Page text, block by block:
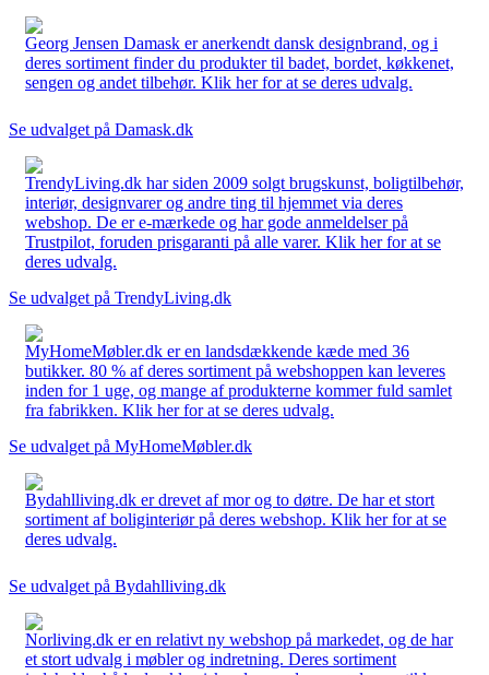
Georg Jensen Damask er anerkendt dansk designbrand, og i
deres sortiment finder du produkter til badet, bordet, køkkenet,
sengen og andet tilbehør. Klik her for at se deres udvalg.
Se udvalget på Damask.dk
TrendyLiving.dk har siden 2009 solgt brugskunst, boligtilbehør,
interiør, designvarer og andre ting til hjemmet via deres
webshop. De er e-mærkede og har gode anmeldelser på
Trustpilot, foruden prisgaranti på alle varer. Klik her for at se
deres udvalg.
Se udvalget på TrendyLiving.dk
MyHomeMøbler.dk er en landsdækkende kæde med 36
butikker. 80 % af deres sortiment på webshoppen kan leveres
inden for 1 uge, og mange af produkterne kommer fuld samlet
fra fabrikken. Klik her for at se deres udvalg.
Se udvalget på MyHomeMøbler.dk
Bydahlliving.dk er drevet af mor og to døtre. De har et stort
sortiment af boliginteriør på deres webshop. Klik her for at se
deres udvalg.
Se udvalget på Bydahlliving.dk
Norliving.dk er en relativt ny webshop på markedet, og de har
et stort udvalg i møbler og indretning. Deres sortiment